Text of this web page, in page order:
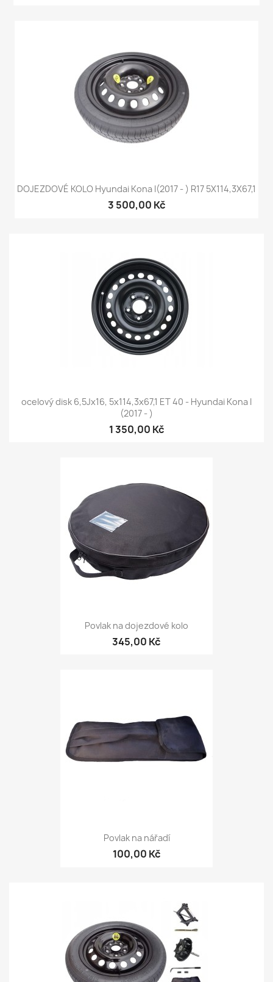
DOJEZDOVÉ KOLO Hyundai Kona I(2017 - ) R17 5X114,3X67,1
3 500,00 Kč
ocelový disk 6,5Jx16, 5x114,3x67,1 ET 40 - Hyundai Kona I
(2017 - )
1 350,00 Kč
Povlak na dojezdové kolo
345,00 Kč
Povlak na nářadí
100,00 Kč